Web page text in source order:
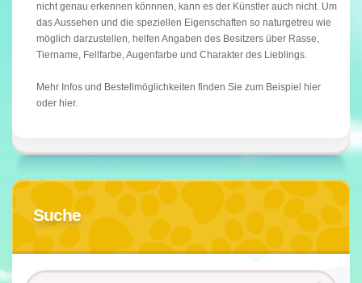
nicht genau erkennen könnnen, kann es der Künstler auch nicht. Um
das Aussehen und die speziellen Eigenschaften so naturgetreu wie
möglich darzustellen, helfen Angaben des Besitzers über Rasse,
Tiername, Fellfarbe, Augenfarbe und Charakter des Lieblings.
Mehr Infos und Bestellmöglichkeiten finden Sie zum Beispiel hier
oder hier.
Suche